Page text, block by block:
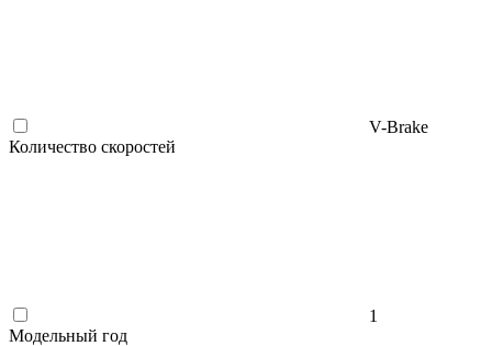
V-Brake
Количество скоростей
1
Модельный год